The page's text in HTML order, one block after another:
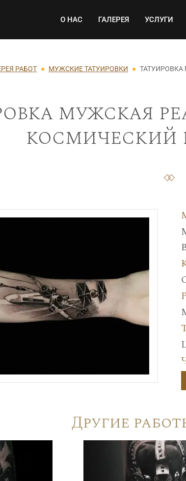
Основная
О НАС ГАЛЕРЕЯ УСЛУГИ
РАБОТ МУЖСКИЕ ТАТУИРОВКИ
мужская
космический
Другие